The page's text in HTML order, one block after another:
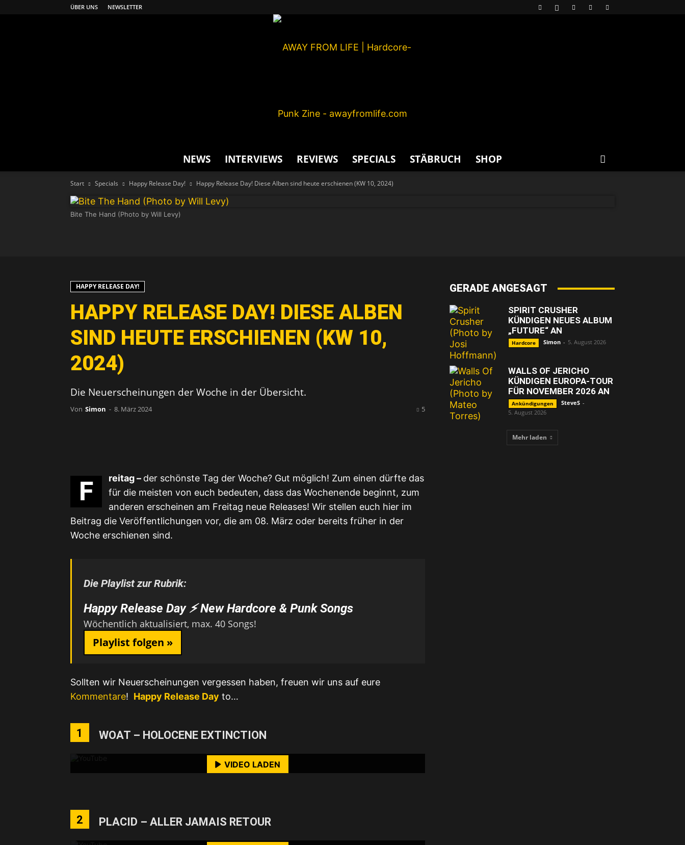
ÜBER UNS NEWSLETTER
AWAY
LIFE
NEWS INTERVIEWS REVIEWS SPECIALS STÄBRUCH SHOP
Start Specials Happy Release Day! Happy Release Day! Diese Alben sind heute erschienen (KW 10, 2024)
Bite The Hand (Photo by Will Levy)
HAPPY RELEASE DAY!
HAPPY RELEASE DAY! DIESE ALBEN
SIND HEUTE ERSCHIENEN (KW 10,
2024)
Die Neuerscheinungen der Woche in der Übersicht.
Von Simon - 8. März 2024 5
F reitag – der schönste Tag der Woche? Gut möglich! Zum einen dürfte das
für die meisten von euch bedeuten, dass das Wochenende beginnt, zum
anderen erscheinen am Freitag neue Releases! Wir stellen euch hier im
Beitrag die Veröffentlichungen vor, die am 08. März oder bereits früher in der
Woche erschienen sind.
Die Playlist zur Rubrik:
Happy Release Day ⚡ New Hardcore & Punk Songs
Wöchentlich aktualisiert, max. 40 Songs!
Playlist folgen »
Sollten wir Neuerscheinungen vergessen haben, freuen wir uns auf eure
Kommentare! Happy Release Day to…
1 WOAT – HOLOCENE EXTINCTION
Mit dem Laden des Videos akzeptierst du die Datenschutzerklärung von YouTube.
Mehr erfahren
VIDEO LADEN
2 PLACID – ALLER JAMAIS RETOUR
Mit dem Laden des Videos akzeptierst du die Datenschutzerklärung von YouTube.
Mehr erfahren
GERADE ANGESAGT
SPIRIT CRUSHER
KÜNDIGEN NEUES ALBUM
„FUTURE“ AN
Hardcore Simon - 5. August 2026
WALLS OF JERICHO
KÜNDIGEN EUROPA-TOUR
FÜR NOVEMBER 2026 AN
Ankündigungen SteveS -
5. August 2026
Mehr laden